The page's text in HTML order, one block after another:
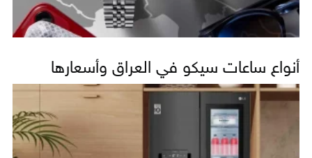
أنواع ساعات سيكو في العراق وأسعارها